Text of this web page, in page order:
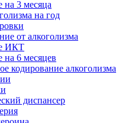
на 3 месяца
на год
от алкоголизма
ИКТ
на 6 месяцев
кодирование алкоголизма
диспансер